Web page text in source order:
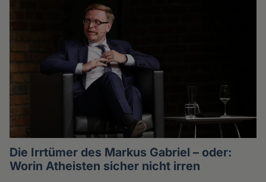
Die Irrtümer des Markus Gabriel – oder:
Worin Atheisten sicher nicht irren